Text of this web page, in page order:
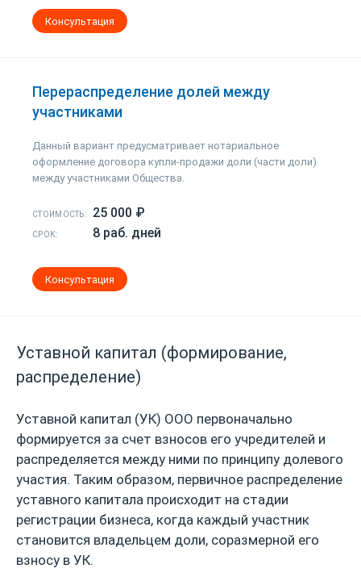
Консультация
Перераспределение долей между
участниками
Данный вариант предусматривает нотариальное
оформление договора купли-продажи доли (части доли)
между участниками Общества.
СТОИМОСТЬ: 25 000 ₽
СРОК: 8 раб. дней
Консультация
Уставной капитал (формирование,
распределение)
Уставной капитал (УК) ООО первоначально
формируется за счет взносов его учредителей и
распределяется между ними по принципу долевого
участия. Таким образом, первичное распределение
уставного капитала происходит на стадии
регистрации бизнеса, когда каждый участник
становится владельцем доли, соразмерной его
взносу в УК.